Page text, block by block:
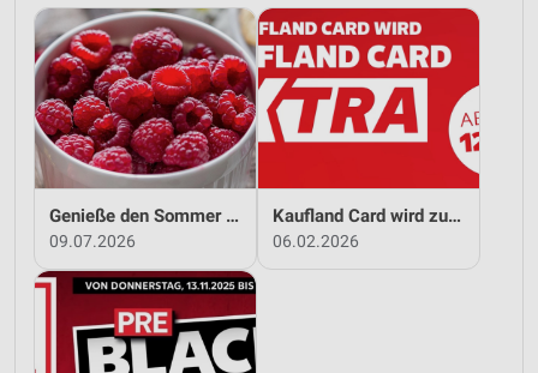
Genieße den Sommer mit Kaufland!
09.07.2026
Kaufland Card wird zu Kaufland Card XTRA!
06.02.2026